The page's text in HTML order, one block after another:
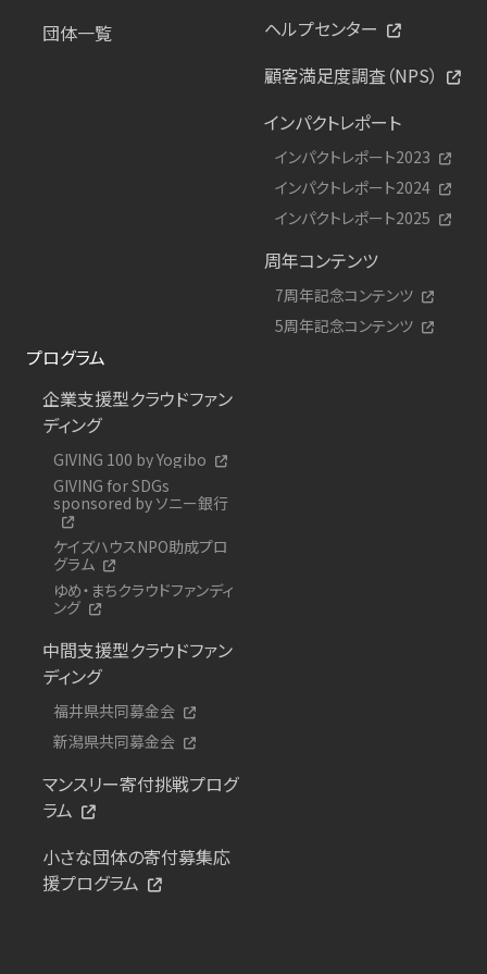
団体一覧
ヘルプセンター
顧客満足度調査（NPS）
インパクトレポート
インパクトレポート2023
インパクトレポート2024
インパクトレポート2025
周年コンテンツ
7周年記念コンテンツ
5周年記念コンテンツ
プログラム
企業支援型クラウドファン
ディング
GIVING 100 by Yogibo
GIVING for SDGs
sponsored by ソニー銀行
ケイズハウスNPO助成プロ
グラム
ゆめ・まちクラウドファンディ
ング
中間支援型クラウドファン
ディング
福井県共同募金会
新潟県共同募金会
マンスリー寄付挑戦プログ
ラム
小さな団体の寄付募集応
援プログラム